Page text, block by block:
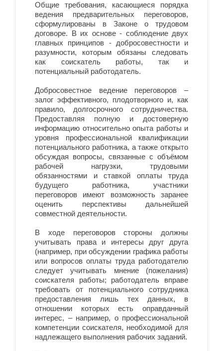
Общие требования, касающиеся порядка
ведения предварительных переговоров,
сформулированы в Законе о трудовом
договоре. В их основе - соблюдение двух
главных принципов - добросовестности и
разумности, которым обязаны следовать
как соискатель работы, так и
потенциальный работодатель.
Добросовестное ведение переговоров –
залог эффективного, плодотворного и, как
правило, долгосрочного сотрудничества.
Предоставляя полную и достоверную
информацию относительно опыта работы и
уровня профессиональной квалификации
потенциального работника, а также открыто
обсуждая вопросы, связанные с объёмом
рабочей нагрузки, трудовыми
обязанностями и ставкой оплаты труда
будущего работника, участники
переговоров имеют возможность заранее
оценить перспективы дальнейшей
совместной деятельности.
В ходе переговоров стороны должны
учитывать права и интересы друг друга
(например, при обсуждении графика работы
или вопросов оплаты труда работодателю
следует учитывать мнение (пожелания)
соискателя работы; работодатель вправе
требовать от потенциального сотрудника
предоставления лишь тех данных, в
отношении которых есть оправданный
интерес, – например, о профессиональной
компетенции соискателя, необходимой для
надлежащего выполнения рабочих заданий.